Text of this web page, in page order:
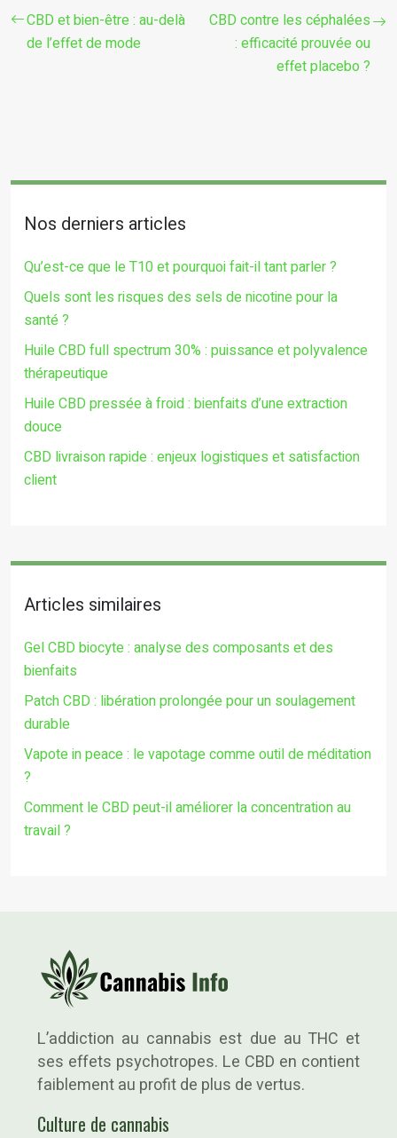
CBD et bien-être : au-delà
de l’effet de mode
CBD contre les céphalées
: efficacité prouvée ou
effet placebo ?
Nos derniers articles
Qu’est-ce que le T10 et pourquoi fait-il tant parler ?
Quels sont les risques des sels de nicotine pour la
santé ?
Huile CBD full spectrum 30% : puissance et polyvalence
thérapeutique
Huile CBD pressée à froid : bienfaits d’une extraction
douce
CBD livraison rapide : enjeux logistiques et satisfaction
client
Articles similaires
Gel CBD biocyte : analyse des composants et des
bienfaits
Patch CBD : libération prolongée pour un soulagement
durable
Vapote in peace : le vapotage comme outil de méditation
?
Comment le CBD peut-il améliorer la concentration au
travail ?
L’addiction au cannabis est due au THC et
ses effets psychotropes. Le CBD en contient
faiblement au profit de plus de vertus.
Culture de cannabis